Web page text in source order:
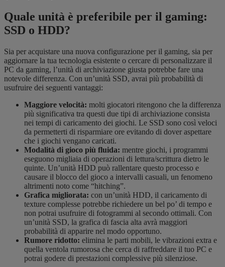
Quale unità è preferibile per il gaming:
SSD o HDD?
Sia per acquistare una nuova configurazione per il gaming, sia per
aggiornare la tua tecnologia esistente o cercare di personalizzare il
PC da gaming, l’unità di archiviazione giusta potrebbe fare una
notevole differenza. Con un’unità SSD, avrai più probabilità di
usufruire dei seguenti vantaggi:
Maggiore velocità: molti giocatori ritengono che la differenza
più significativa tra questi due tipi di archiviazione consista
nei tempi di caricamento dei giochi. Le SSD sono così veloci
da permetterti di risparmiare ore evitando di dover aspettare
che i giochi vengano caricati.
Modalità di gioco più fluida: mentre giochi, i programmi
eseguono migliaia di operazioni di lettura/scrittura dietro le
quinte. Un’unità HDD può rallentare questo processo e
causare il blocco del gioco a intervalli casuali, un fenomeno
altrimenti noto come “hitching”.
Grafica migliorata: con un’unità HDD, il caricamento di
texture complesse potrebbe richiedere un bel po’ di tempo e
non potrai usufruire di fotogrammi al secondo ottimali. Con
un’unità SSD, la grafica di fascia alta avrà maggiori
probabilità di apparire nel modo opportuno.
Rumore ridotto: elimina le parti mobili, le vibrazioni extra e
quella ventola rumorosa che cerca di raffreddare il tuo PC e
potrai godere di prestazioni complessive più silenziose.